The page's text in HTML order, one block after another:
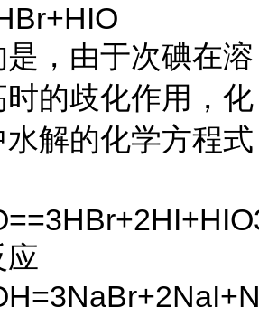
，由于次碘在溶
的歧化作用，化
解的化学方程式